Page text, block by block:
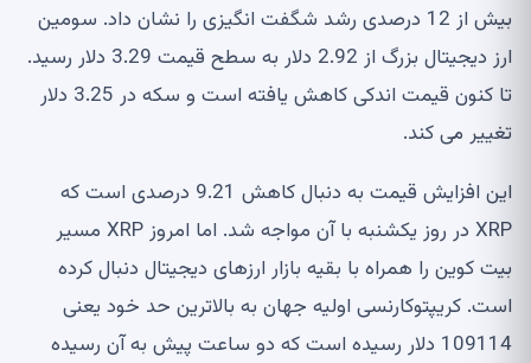
بیش از 12 درصدی رشد شگفت انگیزی را نشان داد. سومین
ارز دیجیتال بزرگ از 2.92 دلار به سطح قیمت 3.29 دلار رسید.
تا کنون قیمت اندکی کاهش یافته است و سکه در 3.25 دلار
تغییر می کند.
این افزایش قیمت به دنبال کاهش 9.21 درصدی است که
XRP در روز یکشنبه با آن مواجه شد. اما امروز XRP مسیر
بیت کوین را همراه با بقیه بازار ارزهای دیجیتال دنبال کرده
است. کریپتوکارنسی اولیه جهان به بالاترین حد خود یعنی
109114 دلار رسیده است که دو ساعت پیش به آن رسیده